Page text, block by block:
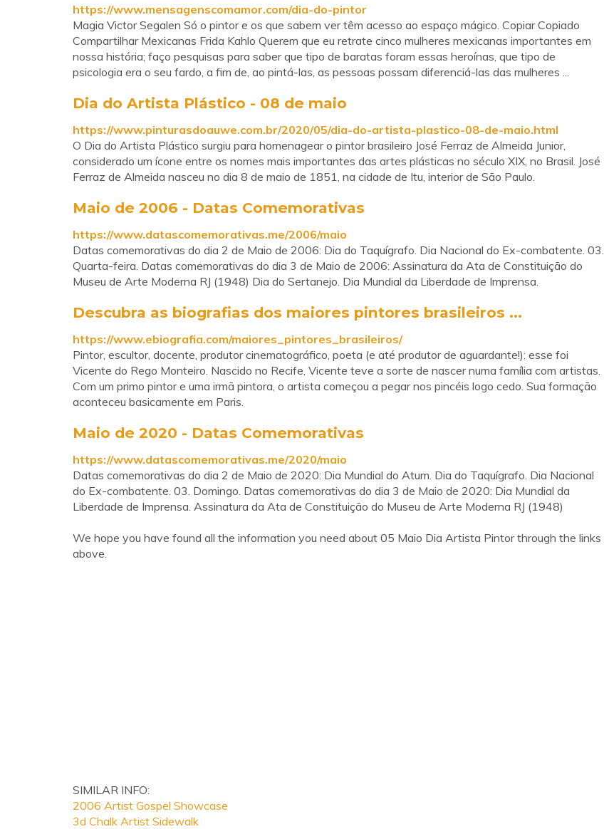
https://www.mensagenscomamor.com/dia-do-pintor
Magia Victor Segalen Só o pintor e os que sabem ver têm acesso ao espaço mágico. Copiar Copiado
Compartilhar Mexicanas Frida Kahlo Querem que eu retrate cinco mulheres mexicanas importantes em
nossa história; faço pesquisas para saber que tipo de baratas foram essas heroínas, que tipo de
psicologia era o seu fardo, a fim de, ao pintá-las, as pessoas possam diferenciá-las das mulheres ...
Dia do Artista Plástico - 08 de maio
https://www.pinturasdoauwe.com.br/2020/05/dia-do-artista-plastico-08-de-maio.html
O Dia do Artista Plástico surgiu para homenagear o pintor brasileiro José Ferraz de Almeida Junior,
considerado um ícone entre os nomes mais importantes das artes plásticas no século XIX, no Brasil. José
Ferraz de Almeida nasceu no dia 8 de maio de 1851, na cidade de Itu, interior de São Paulo.
Maio de 2006 - Datas Comemorativas
https://www.datascomemorativas.me/2006/maio
Datas comemorativas do dia 2 de Maio de 2006: Dia do Taquígrafo. Dia Nacional do Ex-combatente. 03.
Quarta-feira. Datas comemorativas do dia 3 de Maio de 2006: Assinatura da Ata de Constituição do
Museu de Arte Moderna RJ (1948) Dia do Sertanejo. Dia Mundial da Liberdade de Imprensa.
Descubra as biografias dos maiores pintores brasileiros ...
https://www.ebiografia.com/maiores_pintores_brasileiros/
Pintor, escultor, docente, produtor cinematográfico, poeta (e até produtor de aguardante!): esse foi
Vicente do Rego Monteiro. Nascido no Recife, Vicente teve a sorte de nascer numa família com artistas.
Com um primo pintor e uma irmã pintora, o artista começou a pegar nos pincéis logo cedo. Sua formação
aconteceu basicamente em Paris.
Maio de 2020 - Datas Comemorativas
https://www.datascomemorativas.me/2020/maio
Datas comemorativas do dia 2 de Maio de 2020: Dia Mundial do Atum. Dia do Taquígrafo. Dia Nacional
do Ex-combatente. 03. Domingo. Datas comemorativas do dia 3 de Maio de 2020: Dia Mundial da
Liberdade de Imprensa. Assinatura da Ata de Constituição do Museu de Arte Moderna RJ (1948)
We hope you have found all the information you need about 05 Maio Dia Artista Pintor through the links
above.
SIMILAR INFO:
2006 Artist Gospel Showcase
3d Chalk Artist Sidewalk